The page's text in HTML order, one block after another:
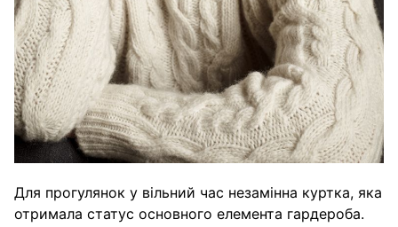
Для прогулянок у вільний час незамінна куртка, яка
отримала статус основного елемента гардероба.